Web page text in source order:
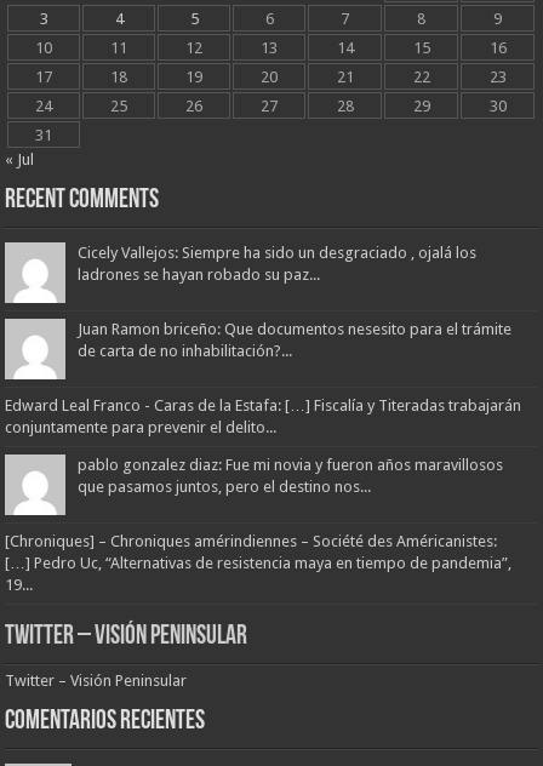
3
4 5 6 7 8
9
10
11 12 13 14 15
16
17
18 19 20 21 22
23
24
25 26 27 28 29
30
31
« Jul
Recent Comments
Cicely Vallejos: Siempre ha sido un desgraciado , ojalá los
ladrones se hayan robado su paz...
Juan Ramon briceño: Que documentos nesesito para el trámite
de carta de no inhabilitación?...
Edward Leal Franco - Caras de la Estafa: […] Fiscalía y Titeradas trabajarán
conjuntamente para prevenir el delito...
pablo gonzalez diaz: Fue mi novia y fueron años maravillosos
que pasamos juntos, pero el destino nos...
[Chroniques] – Chroniques amérindiennes – Société des Américanistes:
[…] Pedro Uc, “Alternativas de resistencia maya en tiempo de pandemia”,
19...
Twitter – Visión Peninsular
Twitter – Visión Peninsular
Comentarios Recientes